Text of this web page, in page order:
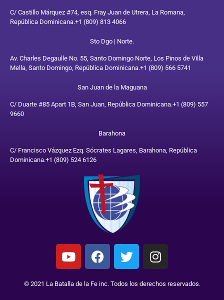
C/ Castillo Márquez #74, esq. Fray Juan de Utrera, La Romana,
República Dominicana.+1 (809) 813 4066
Sto Dgo | Norte.
Av. Charles Degaulle No. 55, Santo Domingo Norte, Los Pinos de Villa
Mella, Santo Domingo, República Dominicana.+1 (809) 566 5741
San Juan de la Maguana
C/ Duarte #85 Apart 1B, San Juan, República Dominicana.+1 (809) 557
9660
Barahona
C/ Francisco Vázquez Ezq. Sócrates Lagares, Barahona, República
Dominicana.+1 (809) 524 6126
© 2021 La Batalla de la Fe inc. Todos los derechos reservados.